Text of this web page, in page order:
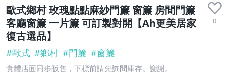
歐式鄉村 玫瑰點點麻紗門簾 窗簾 房間門簾
客廳窗簾 一片簾 可訂製對開【Ah更美居家
復古選品】
0
#歐式 #鄉村 #門簾 #窗簾
實體店面同步販售，下標前請先詢問庫存。謝謝。